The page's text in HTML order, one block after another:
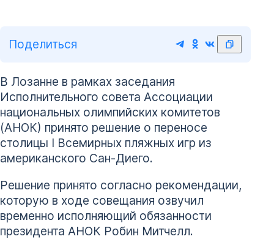
Поделиться
В Лозанне в рамках заседания
Исполнительного совета Ассоциации
национальных олимпийских комитетов
(АНОК) принято решение о переносе
столицы I Всемирных пляжных игр из
американского Сан-Диего.
Решение принято согласно рекомендации,
которую в ходе совещания озвучил
временно исполняющий обязанности
президента АНОК Робин Митчелл.